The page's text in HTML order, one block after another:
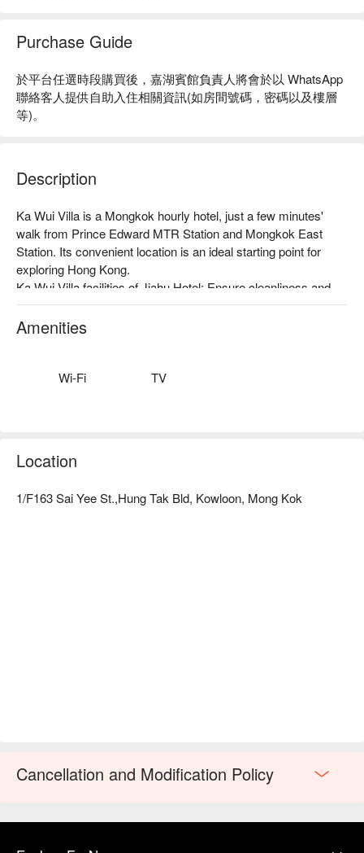
Purchase Guide
於平台任選時段購買後， 嘉湖賓館負責人將會於以 WhatsApp
聯絡客人提供自助入住相關資訊(如房間號碼，密碼以及樓層
等)。
Description
Ka Wui Villa is a Mongkok hourly hotel, just a few minutes'
walk from Prince Edward MTR Station and Mongkok East
Station. Its convenient location is an ideal starting point for
exploring Hong Kong.
Ka Wui Villa facilities of Jiahu Hotel: Ensure cleanliness and
hygiene, and the rooms will be thoroughly cleaned and
disinfected every time
Ka Wui Villa Mongkok hourly Hotel, Ka Wui Villa hourly Hotel
Amenities
Wi-Fi TV
Location
1/F163 Sai Yee St.,Hung Tak Bld, Kowloon, Mong Kok
Cancellation and Modification Policy